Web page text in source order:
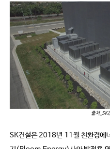
출처_SK
SK건설은 2018년 11월 친환경에